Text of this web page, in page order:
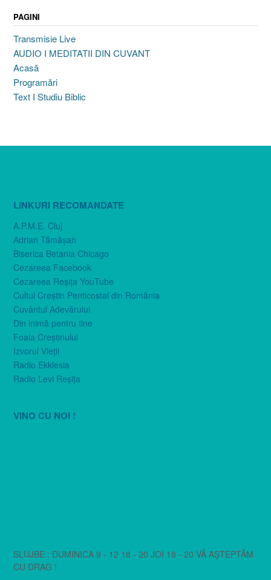
PAGINI
Transmisie Live
AUDIO I MEDITATII DIN CUVANT
Acasă
Programări
Text I Studiu Biblic
LINKURI RECOMANDATE
A.P.M.E. Cluj
Adrian Tămăşan
Biserica Betania Chicago
Cezareea Facebook
Cezareea Reşiţa YouTube
Cultul Creştin Penticostal din România
Cuvântul Adevărului
Din inimă pentru tine
Foaia Creştinului
Izvorul Vieţii
Radio Ekklesia
Radio Levi Reşiţa
VINO CU NOI !
SLUJBE : DUMINICA 9 - 12 18 - 20 JOI 18 - 20 VĂ AȘTEPTĂM
CU DRAG !